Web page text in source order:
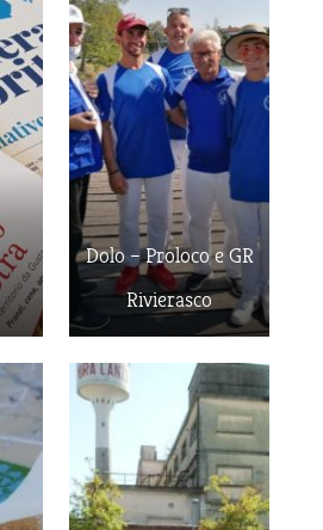
Dolo – Proloco e GR
Rivierasco